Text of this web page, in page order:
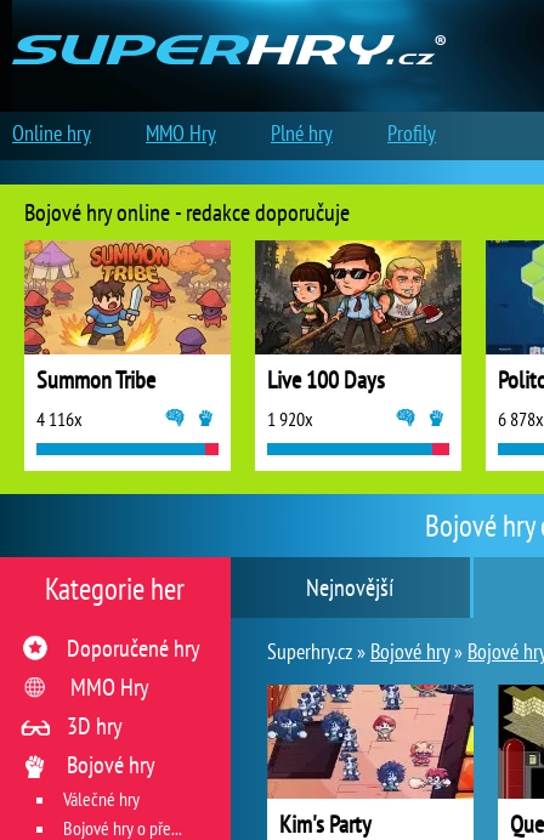
Bojové
Nejnovější
Superhry.cz » Bojové hry» Bojové
Kim's Party
Kategorie her
Doporučené hry
MMO Hry
3D hry
Bojové hry
Válečné hry
Bojové hry o přežití
Bojové hry online - redakce doporučuje
Summon Tribe
4 116x
Live 100 Days
1 920x 6 878x
Online hry MMO Hry Plné hry Profily